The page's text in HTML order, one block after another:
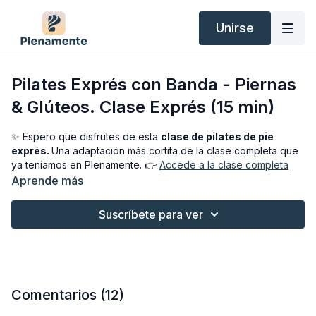
Unirse
Pilates Exprés con Banda - Piernas
& Glúteos. Clase Exprés (15 min)
✨ Espero que disfrutes de esta clase de pilates de pie
exprés. Una adaptación más cortita de la clase completa que
ya teníamos en Plenamente. 👉 Accede a la clase completa
haciendo clic aquí.
Tenía muchas ganas de crear una versión rápida y efectiva,
especialmente pensada para esos días en los que queremos
efectiva y agradable.
Aprende más
Suscríbete para ver
Comentarios (12)